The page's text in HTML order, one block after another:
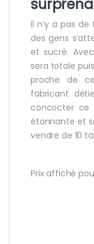
Il n’y a pas
des gens
et sucré.
sera totale
proche de
fabricant
concocter ce
étonnante et
vendre de 10
Prix affiché